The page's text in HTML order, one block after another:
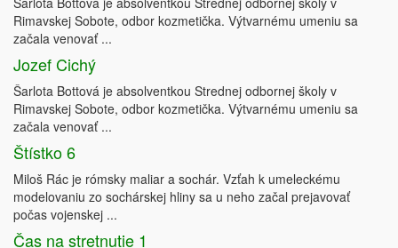
Rimavskej Sobote, odbor kozmetička. Výtvarnému umeniu sa
začala venovať ...
Jozef Cichý
Šarlota Bottová je absolventkou Strednej odbornej školy v
Rimavskej Sobote, odbor kozmetička. Výtvarnému umeniu sa
začala venovať ...
Štístko 6
Miloš Rác je rómsky maliar a sochár. Vzťah k umeleckému
modelovaniu zo sochárskej hliny sa u neho začal prejavovať
počas vojenskej ...
Čas na stretnutie 1